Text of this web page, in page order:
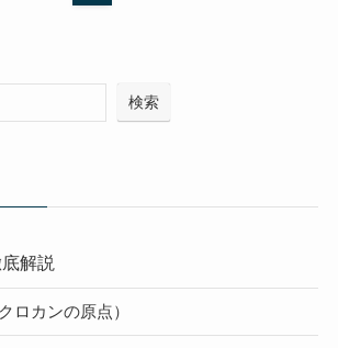
検索
解説
ロカンの原点）